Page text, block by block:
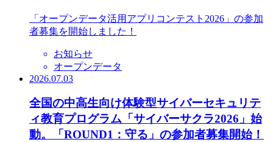
「オープンデータ活用アプリコンテスト2026」の参加
者募集を開始しました！
お知らせ
オープンデータ
2026.07.03
全国の中高生向け体験型サイバーセキュリテ
ィ教育プログラム「サイバーサクラ2026」始
動。「ROUND1：守る」の参加者募集開始！